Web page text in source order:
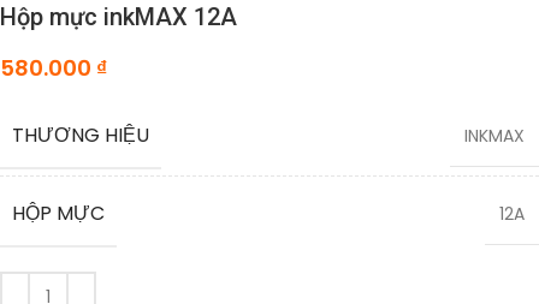
Hộp mực inkMAX 12A
580.000 ₫
THƯƠNG HIỆU INKMAX
HỘP MỰC 12A